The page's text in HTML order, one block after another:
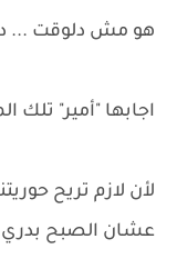
هو مش دلوقت ...
اجابها "أمير" تلك
لأن لازم تريح
عشان الصبح بدري